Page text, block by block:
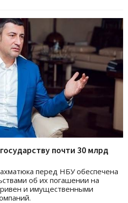
почти 30 млрд
перед НБУ обеспечена
об их погашении на
и имущественными